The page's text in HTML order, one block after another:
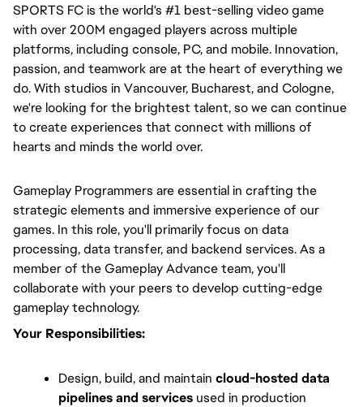
SPORTS FC is the world's #1 best-selling video game
with over 200M engaged players across multiple
platforms, including console, PC, and mobile. Innovation,
passion, and teamwork are at the heart of everything we
do. With studios in Vancouver, Bucharest, and Cologne,
we're looking for the brightest talent, so we can continue
to create experiences that connect with millions of
hearts and minds the world over.
Gameplay Programmers are essential in crafting the
strategic elements and immersive experience of our
games. In this role, you'll primarily focus on data
processing, data transfer, and backend services. As a
member of the Gameplay Advance team, you'll
collaborate with your peers to develop cutting-edge
gameplay technology.
Your Responsibilities:
Design, build, and maintain cloud-hosted data
pipelines and services used in production